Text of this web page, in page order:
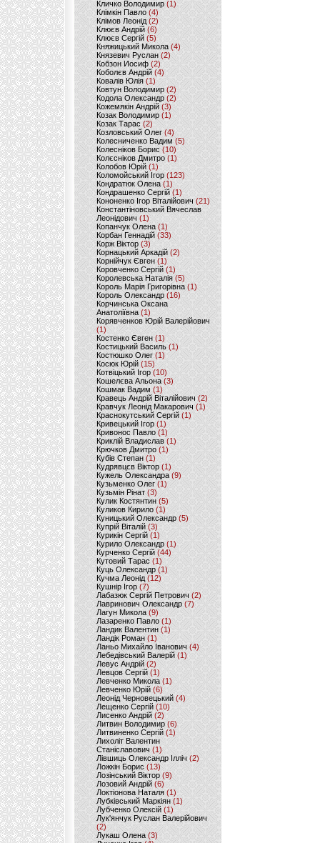
Кличко Володимир (1)
Клімкін Павло (4)
Клімов Леонід(2)
Клюєв Андрій(6)
Клюєв Сергій (5)
Княжицький Микола(4)
Князевич Руслан (2)
Кобзон Иосиф(2)
Коболєв Андрій (4)
Ковалів Юлія(1)
Ковтун Володимир (2)
Кодола Олександр (2)
Кожемякін Андрій (3)
Козак Володимир (1)
Козак Тарас (2)
Козловський Олег(4)
Колесниченко Вадим (5)
Колесніков Борис (10)
Колєсніков Дмитро (1)
Колобов Юрій (1)
Коломойський Ігор (123)
Кондратюк Олена(1)
Кондрашенко Сергій (1)
Кононенко Ігор Віталійович (21)
Константіновський Вячеслав
Леонідович (1)
Копанчук Олена (1)
Корбан Геннадій (33)
Корж Віктор (3)
Корнацький Аркадій (2)
Корнійчук Євген (1)
Коровченко Сергій (1)
Королевська Наталія(5)
Король Марія Григорівна (1)
Король Олександр (16)
Корчинська Оксана
Анатоліївна (1)
Корявченков Юрій Валерійович
(1)
Костенко Євген (1)
Костицький Василь (1)
Костюшко Олег (1)
Косюк Юрій (15)
Котвіцький Ігор (10)
Кошелєва Альона(3)
Кошмак Вадим (1)
Кравець Андрій Віталійович (2)
Кравчук Леонід Макарович (1)
Краснокутський Сергій (1)
Кривецький Ігор (1)
Кривонос Павло (1)
Криклій Владислав (1)
Крючков Дмитро(1)
Кубів Степан(1)
Кудрявцєв Віктор (1)
Кужель Олександра (9)
Кузьменко Олег (1)
Кузьмін Рінат(3)
Кулик Костянтин(5)
Куликов Кирило (1)
Куницький Олександр (5)
Купрій Віталій (3)
Курикін Сергій(1)
Курило Олександр (1)
Курченко Сергій (44)
Кутовий Тарас (1)
Куць Олександр (1)
Кучма Леонід (12)
Кушнір Ігор(7)
Лабазюк Сергій Петрович (2)
Лавринович Олександр(7)
Лагун Микола(9)
Лазаренко Павло (1)
Ландик Валентин (1)
Ландік Роман (1)
Ланьо Михайло Іванович(4)
Лебедівський Валерій(1)
Левус Андрій(2)
Левцов Сергій (1)
Левченко Микола (1)
Левченко Юрій (6)
Леонід Черновецький (4)
Лещенко Сергій (10)
Лисенко Андрій (2)
Литвин Володимир (6)
Литвиненко Сергій (1)
Лихоліт Валентин
Станіславович (1)
Лівшиць Олександр Ілліч (2)
Ложкін Борис(13)
Лозінський Віктор(9)
Лозовий Андрій (6)
Локтіонова Наталя (1)
Лубківський Маркіян(1)
Лубченко Олексій (1)
Лук'янчук Руслан Валерійович
(2)
Лукаш Олена (3)